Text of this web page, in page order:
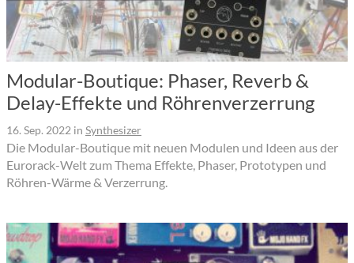
Modular-Boutique: Phaser, Reverb &
Delay-Effekte und Röhrenverzerrung
16. Sep. 2022 in Synthesizer
Die Modular-Boutique mit neuen Modulen und Ideen aus der
Eurorack-Welt zum Thema Effekte, Phaser, Prototypen und
Röhren-Wärme & Verzerrung.